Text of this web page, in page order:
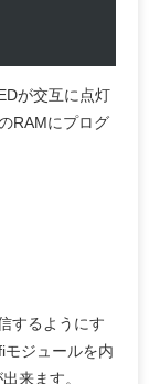
が交互に点灯
RAMにプログ
するようにす
モジュールを内
来ます。